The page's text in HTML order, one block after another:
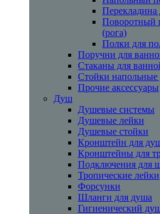
Перекладина
Поворотный
(рога)
Полки для
Поручни для
Стаканы для
Стойки напольные
Прочие аксессуары
Душ
Душевые системы
Душевые лейки
Душевые стойки
Кронштейн для
Кронштейны для
Подключения для
Тропические лейки
Форсунки
Шланги для душа
Гигиенический